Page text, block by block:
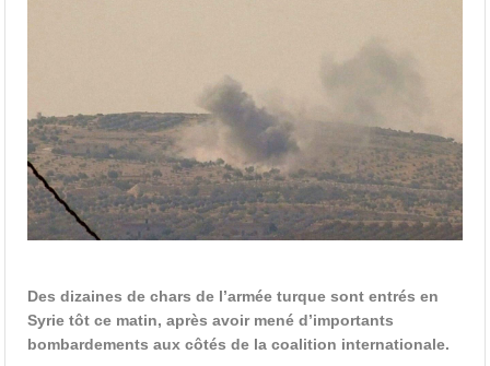
Des dizaines de chars de l’armée turque sont entrés en
Syrie tôt ce matin, après avoir mené d’importants
bombardements aux côtés de la coalition internationale.